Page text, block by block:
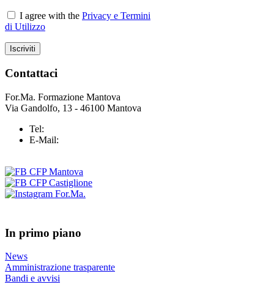
I agree with the Privacy e Termini
di Utilizzo
Contattaci
For.Ma. Formazione Mantova
Via Gandolfo, 13 - 46100 Mantova
Tel:
E-Mail:
In primo piano
News
Amministrazione trasparente
Bandi e avvisi